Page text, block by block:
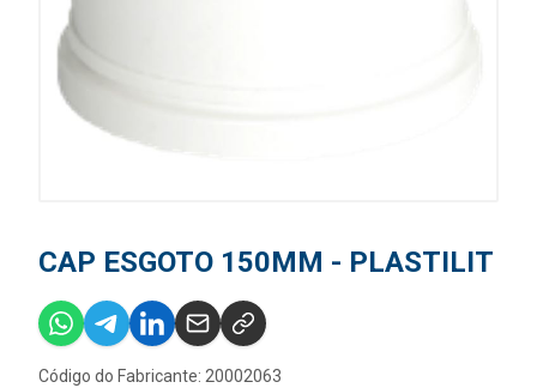
CAP ESGOTO 150MM - PLASTILIT
Código do Fabricante: 20002063